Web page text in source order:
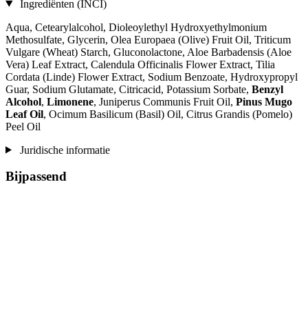
Ingrediënten (INCI)
Aqua, Cetearylalcohol, Dioleoylethyl Hydroxyethylmonium
Methosulfate, Glycerin, Olea Europaea (Olive) Fruit Oil, Triticum
Vulgare (Wheat) Starch, Gluconolactone, Aloe Barbadensis (Aloe
Vera) Leaf Extract, Calendula Officinalis Flower Extract, Tilia
Cordata (Linde) Flower Extract, Sodium Benzoate, Hydroxypropyl
Guar, Sodium Glutamate, Citricacid, Potassium Sorbate, Benzyl
Alcohol, Limonene, Juniperus Communis Fruit Oil, Pinus Mugo
Leaf Oil, Ocimum Basilicum (Basil) Oil, Citrus Grandis (Pomelo)
Peel Oil
Juridische informatie
Bijpassend